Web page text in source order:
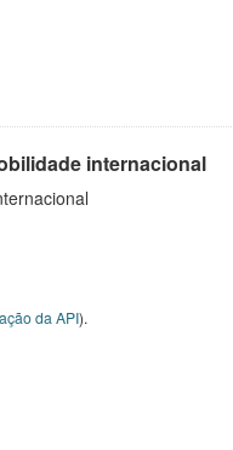
internacional
da API).